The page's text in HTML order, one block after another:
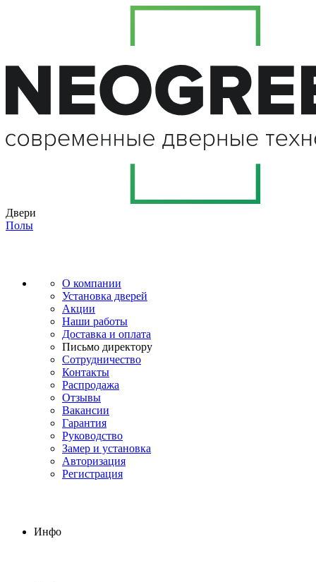
Двери
Полы
О компании
Установка дверей
Акции
Наши работы
Доставка и оплата
Письмо директору
Сотрудничество
Контакты
Распродажа
Отзывы
Вакансии
Гарантия
Руководство
Замер и установка
Авторизация
Регистрация
Инфо